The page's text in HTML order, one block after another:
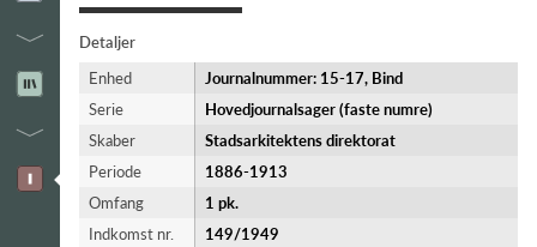
Detaljer
Enhed
Journalnummer: 15-17, Bind
Serie
Hovedjournalsager (faste numre)
Skaber
Stadsarkitektens direktorat
Periode
1886-​1913
Omfang
1 pk.
Indkomst nr.
149/1949